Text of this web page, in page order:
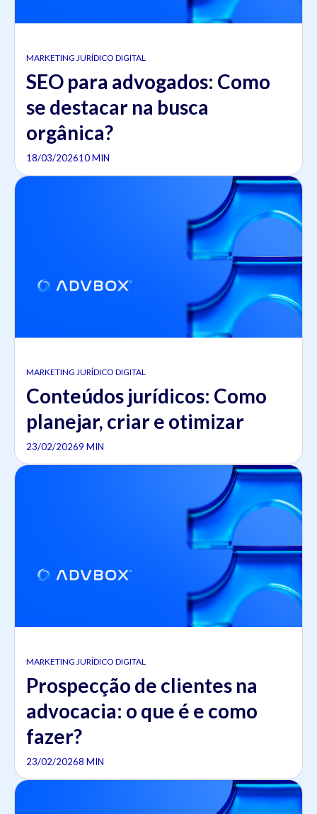
MARKETING JURÍDICO DIGITAL
SEO para advogados: Como
se destacar na busca
orgânica?
18/03/202610 MIN
MARKETING JURÍDICO DIGITAL
Conteúdos jurídicos: Como
planejar, criar e otimizar
23/02/20269 MIN
MARKETING JURÍDICO DIGITAL
Prospecção de clientes na
advocacia: o que é e como
fazer?
23/02/20268 MIN